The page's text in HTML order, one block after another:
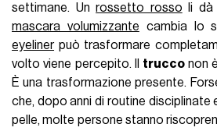
settimane. Unrossetto rosso li dà
mascara volumizzante cambia lo
eyelinerpuò trasformare
volto viene percepito. Il trucco non
È una trasformazione presente.
che, dopo anni di routine disciplinate
pelle, molte persone stanno